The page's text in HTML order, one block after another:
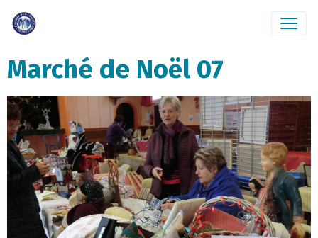
Marché de Noël 07